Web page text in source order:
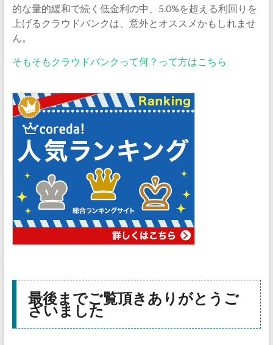
的な量的緩和で続く低金利の中、5.0%を超える利回りを
上げるクラウドバンクは、意外とオススメかもしれませ
ん。
そもそもクラウドバンクって何？って方はこちら
最後までご覧頂きありがとうご
ざいました